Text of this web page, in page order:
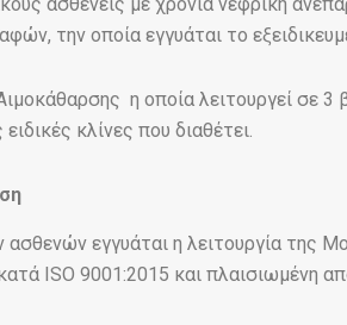
την οποία εγγυάται το
η οποία λειτουργεί σε
ειδικές κλίνες που διαθέτει.
ασθενών εγγυάται η λειτουργία της
ISO 9001:2015 και πλαισιωμένη